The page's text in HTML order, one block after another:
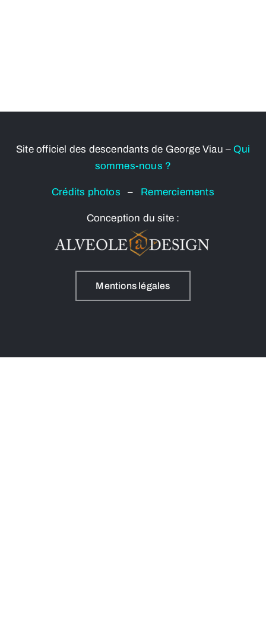
Site officiel des descendants de George Viau – Qui
sommes-nous ?
Crédits photos– Remerciements
Conception du site :
Mentions légales